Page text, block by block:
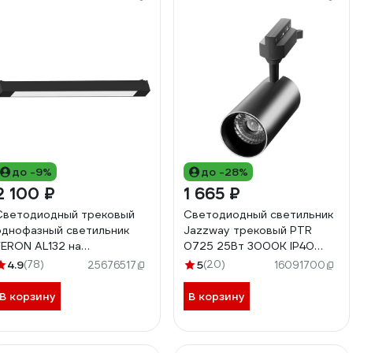
до -9%
100 ₽
трековый
светильник
AL132 на
30W 4000K
4.9(78) 25676517
В корзину
до -28%
1 665 ₽
Светодиодный светильник
Jazzway трековый PTR
0725 25Вт 3000К IP40
24град. BL черный 5018563
5(20) 16091700
В корзину